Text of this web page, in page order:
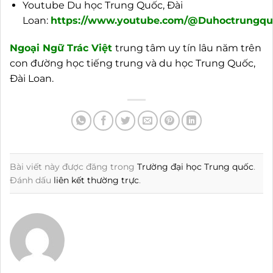
Youtube Du học Trung Quốc, Đài
Loan: https://www.youtube.com/
Ngoại Ngữ Trác Việt trung tâm uy tín lâu năm trên
con đường học tiếng trung và du học Trung Quốc,
Đài Loan.
Bài viết này được đăng trong Trường đại học Trung quốc.
Đánh dấu liên kết thường trực.